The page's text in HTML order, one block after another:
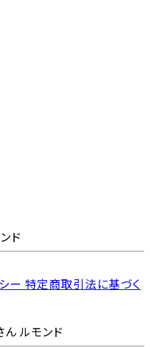
ド
ー 特定商取引法に基づく
ルモンド